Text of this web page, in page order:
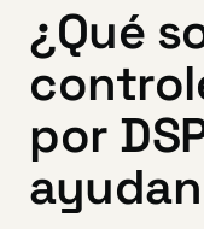
¿Qué
por